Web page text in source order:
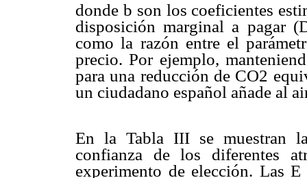
donde b son los coeficientes
disposición marginal a pagar
como la razón entre el
precio. Por ejemplo,
para una reducción de CO2
un ciudadano español añade al
En la Tabla III se muestran
confianza de los diferentes
experimento de elección. Las